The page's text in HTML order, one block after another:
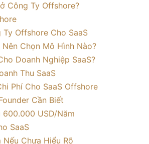
Công Ty Offshore?
Offshore Cho SaaS
Chọn Mô Hình Nào?
Doanh Nghiệp SaaS?
Thu SaaS
Phí Cho SaaS Offshore
Cần Biết
600.000 USD/Năm
SaaS
Nếu Chưa Hiểu Rõ